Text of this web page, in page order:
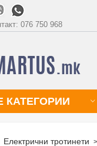
076 750 968
КАТЕГОРИИ
Електрични тротинети